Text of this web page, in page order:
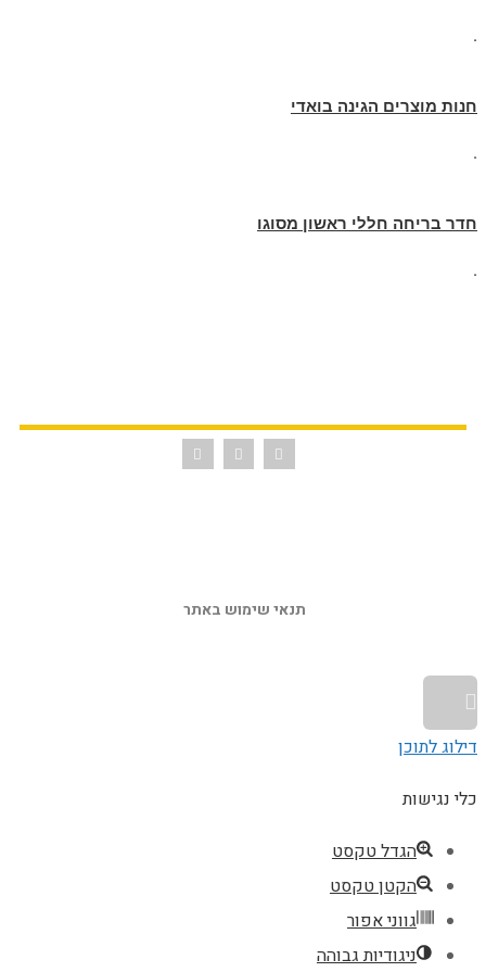
.
חנות מוצרים הגינה בואדי
.
חדר בריחה חללי ראשון מסוגו
.
תנאי שימוש באתר
דילוג לתוכן
כלי נגישות
הגדל טקסט
הקטן טקסט
גווני אפור
ניגודיות גבוהה